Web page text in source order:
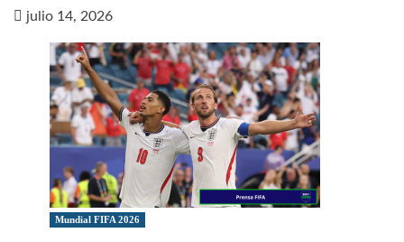
julio 14, 2026
Mundial FIFA 2026